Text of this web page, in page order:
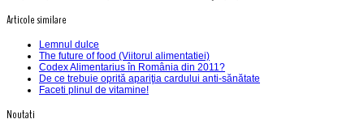
Articole similare
Lemnul dulce
The future of food (Viitorul alimentatiei)
Codex Alimentarius în România din 2011?
De ce trebuie oprită apariţia cardului anti-sănătate
Faceti plinul de vitamine!
Noutati